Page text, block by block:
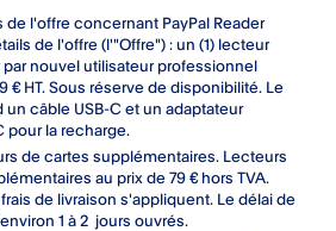
l'offre concernant PayPal Reader
de l'offre (l'"Offre") : un (1) lecteur
par nouvel utilisateur professionnel
€ HT. Sous réserve de disponibilité. Le
un câble USB-C et un adaptateur
pour la recharge.
de cartes supplémentaires. Lecteurs
au prix de 79 € hors TVA.
de livraison s'appliquent. Le délai de
1 à 2 jours ouvrés.